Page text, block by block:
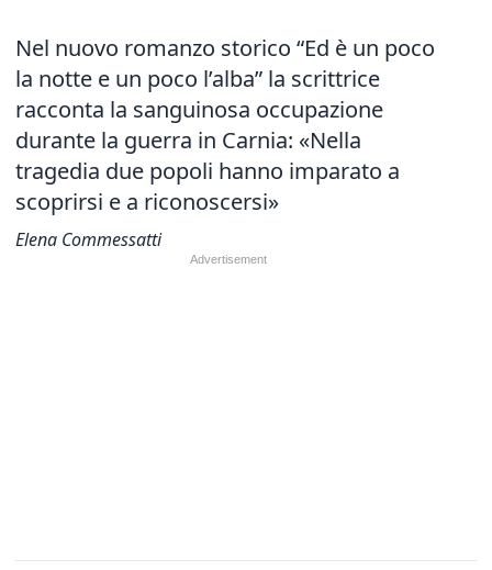
Nel nuovo romanzo storico “Ed è un poco
la notte e un poco l’alba” la scrittrice
racconta la sanguinosa occupazione
durante la guerra in Carnia: «Nella
tragedia due popoli hanno imparato a
scoprirsi e a riconoscersi»
Elena Commessatti